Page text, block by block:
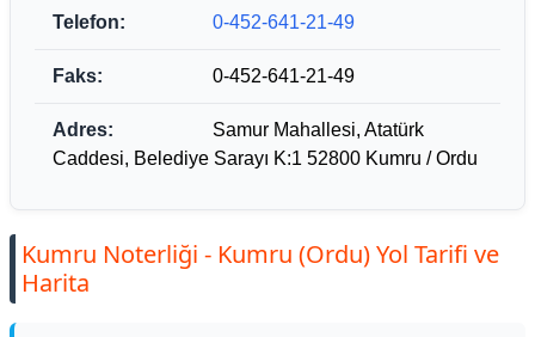
Telefon: 0-452-641-21-49
Faks: 0-452-641-21-49
Adres:
Samur Mahallesi, Atatürk
Caddesi, Belediye Sarayı K:1 52800 Kumru / Ordu
Kumru Noterliği - Kumru (Ordu) Yol Tarifi ve
Harita